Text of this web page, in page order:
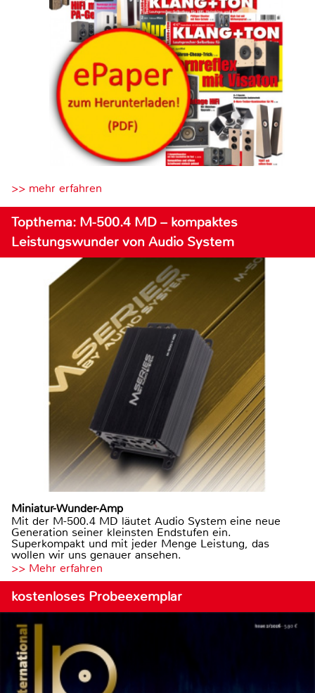
>> mehr erfahren
Topthema: M-500.4 MD – kompaktes
Leistungswunder von Audio System
Miniatur-Wunder-Amp
Mit der M-500.4 MD läutet Audio System eine neue
Generation seiner kleinsten Endstufen ein.
Superkompakt und mit jeder Menge Leistung, das
wollen wir uns genauer ansehen.
>> Mehr erfahren
kostenloses Probeexemplar